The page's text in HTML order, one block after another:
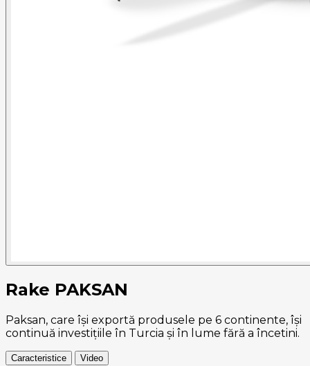
Rake PAKSAN
Paksan, care își exportă produsele pe 6 continente, își
continuă investițiile în Turcia și în lume fără a încetini.
Caracteristice Video